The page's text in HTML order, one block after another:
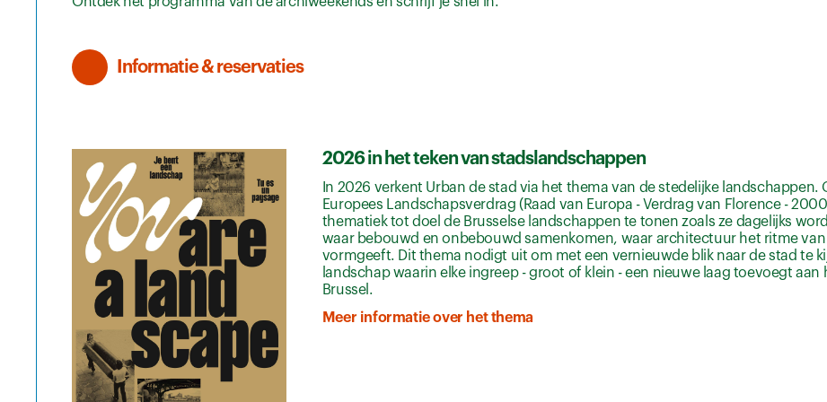
Informatie & reservaties
2026 in het teken van stadslandschappen
In 2026 verkent Urban de stad via het thema van de stedelijke landschappen.
Europees Landschapsverdrag (Raad van Europa - Verdrag van Florence -
thematiek tot doel de Brusselse landschappen te tonen zoals ze dagelijks
waar bebouwd en onbebouwd samenkomen, waar architectuur het ritme
vormgeeft. Dit thema nodigt uit om met een vernieuwde blik naar de stad te
landschap waarin elke ingreep - groot of klein - een nieuwe laag toevoegt aan
Brussel.
Meer informatie over het thema